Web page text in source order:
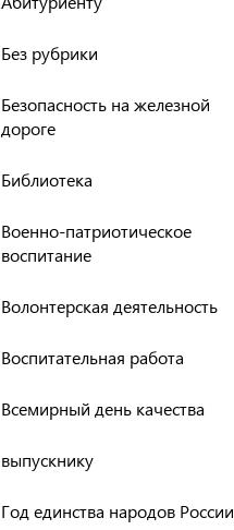
Без рубрики
Безопасность на железной
дороге
Библиотека
Военно-патриотическое
воспитание
Волонтерская деятельность
Воспитательная работа
Всемирный день качества
выпускнику
Год единства народов России